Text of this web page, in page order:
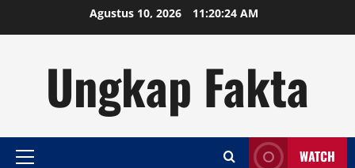
Agustus 10, 2026 11:20:25 AM
Ungkap Fakta
Primary
WATCH